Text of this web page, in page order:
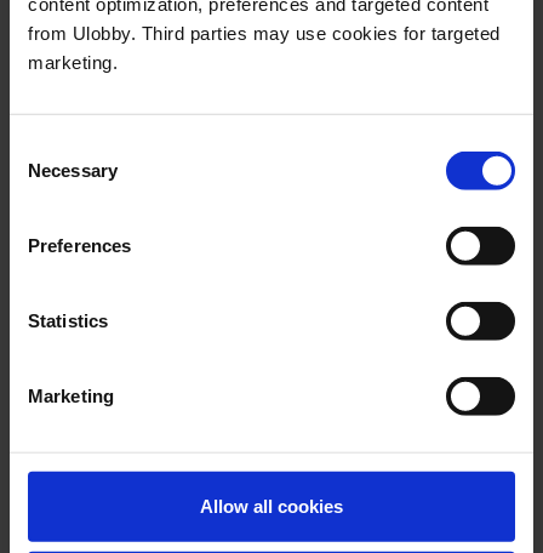
from Ulobby. Third parties may use cookies for targeted
marketing.
Selection
Necessary
Preferences
Statistics
Marketing
Allow all cookies
for de som har adgang.»